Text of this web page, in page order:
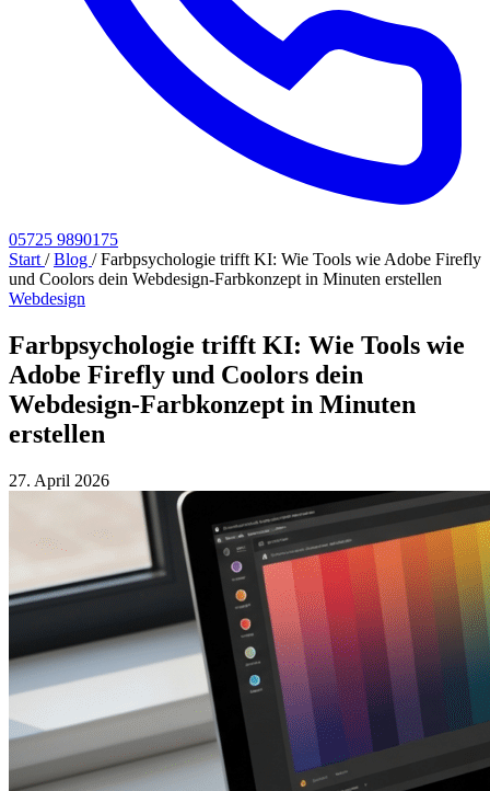
05725 9890175
Start / Blog / Farbpsychologie trifft KI: Wie Tools wie Adobe Firefly
und Coolors dein Webdesign-Farbkonzept in Minuten erstellen
Webdesign
Farbpsychologie trifft KI: Wie Tools wie
Adobe Firefly und Coolors dein
Webdesign-Farbkonzept in Minuten
erstellen
27. April 2026